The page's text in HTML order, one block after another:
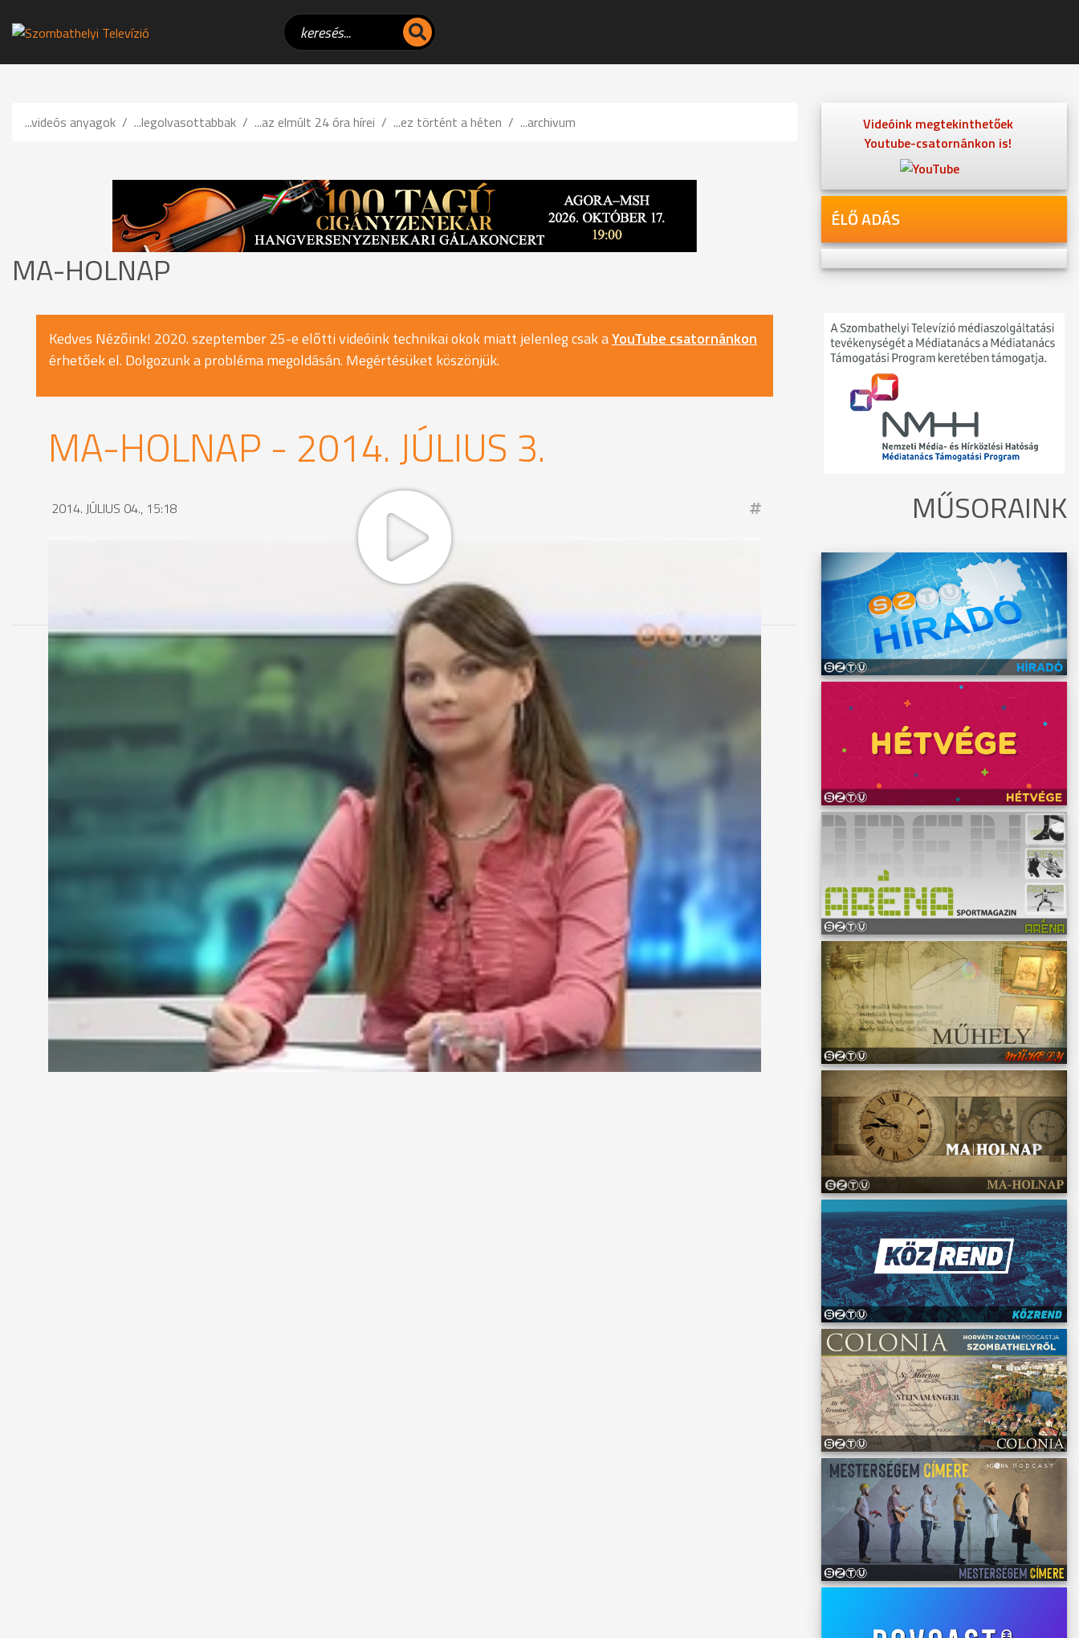
...videós anyagok ...legolvasottabbak ...az elmúlt 24 óra hírei ...ez történt a héten ...archivum
MA-HOLNAP
Kedves Nézőink! 2020. szeptember 25-e előtti videóink technikai okok miatt jelenleg csak aYouTube csatornánkon
érhetőek el. Dolgozunk a probléma megoldásán. Megértésüket köszönjük.
MA-HOLNAP - 2014. JÚLIUS 3.
2014. JÚLIUS 04., 15:18
Videóink megtekinthetőek
Youtube-csatornánkon is!
ÉLŐ ADÁS
MŰSORAINK